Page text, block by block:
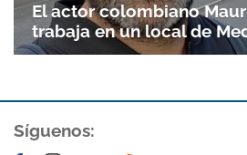
El actor colombiano
trabaja en un local de
Síguenos: